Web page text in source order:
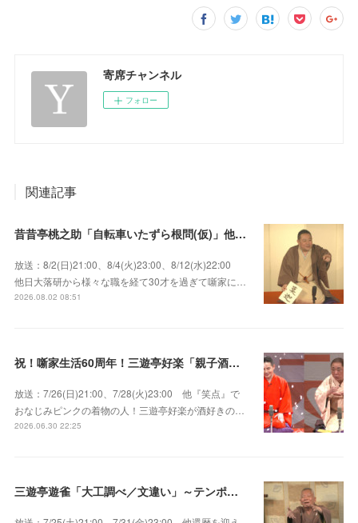
寄席チャンネル
フォロー
関連記事
昔昔亭桃之助「自転車いたずら根問(仮)」他～師匠・桃太郎のいない初めての桜の季節の独演会！
放送：8/2(日)21:00、8/4(火)23:00、8/12(水)22:00
他日大落研から様々な職を経て30才を過ぎて噺家に…
2026.08.02 08:51
祝！噺家生活60周年！三遊亭好楽「親子酒」錦笑亭満堂「桜ん坊」～満堂フェス2026
放送：7/26(日)21:00、7/28(火)23:00 他『笑点』で
おなじみピンクの着物の人！三遊亭好楽が酒好きの…
2026.06.30 22:25
三遊亭遊雀「大工調べ／文違い」～テンポよくたたみかける語り口で人気・実力とも屈指！